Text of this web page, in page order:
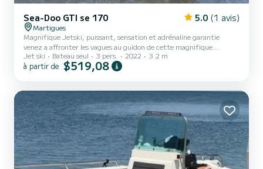
Sea-Doo GTI se 170 5.0 (1 avis)
Martigues
Magnifique Jetski, puissant, sensation et adrénaline garantie
venez a affronter les vagues au guidon de cette magnifique
machine
Jet ski Bateau seul 3 pers. 2022 3.2 m
à partir de $519,08